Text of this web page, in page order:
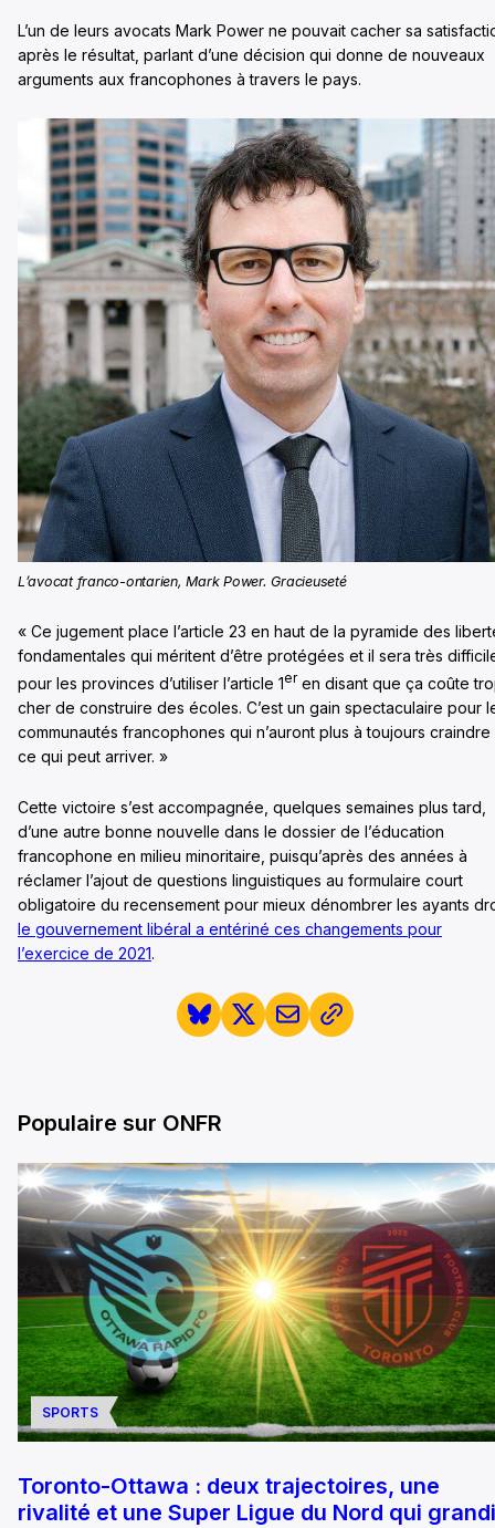
L’un de leurs avocats Mark Power ne pouvait cacher sa
après le résultat, parlant d’une décision qui donne de nouveaux
arguments aux francophones à travers le pays.
L’avocat franco-ontarien, Mark Power. Gracieuseté
« Ce jugement place l’article 23 en haut de la pyramide des
fondamentales qui méritent d’être protégées et il sera très
pour les provinces d’utiliser l’article 1er en disant que ça coûte
cher de construire des écoles. C’est un gain spectaculaire pour
communautés francophones qui n’auront plus à toujours craindre
ce qui peut arriver. »
Cette victoire s’est accompagnée, quelques semaines plus tard,
d’une autre bonne nouvelle dans le dossier de l’éducation
francophone en milieu minoritaire, puisqu’après des années à
réclamer l’ajout de questions linguistiques au formulaire court
obligatoire du recensement pour mieux dénombrer les ayants
le gouvernement libéral a entériné ces changements pour
l’exercice de 2021.
Populaire sur ONFR
SPORTS
Toronto-Ottawa : deux trajectoires, une
rivalité et une Super Ligue du Nord qui